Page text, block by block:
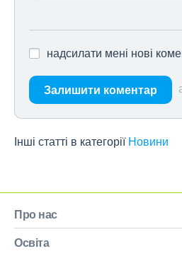
надсилати мені нові
Залишити коментар
Інші статті в категорії Новини
Про нас
Освіта